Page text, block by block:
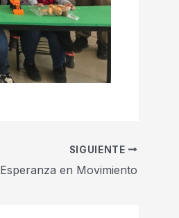
SIGUIENTE
Esperanza en Movimiento